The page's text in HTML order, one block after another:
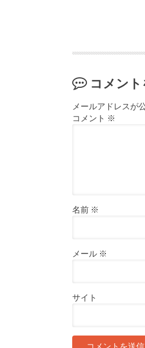
コメン
メールアドレスが
コメント ※
名前 ※
メール ※
サイト